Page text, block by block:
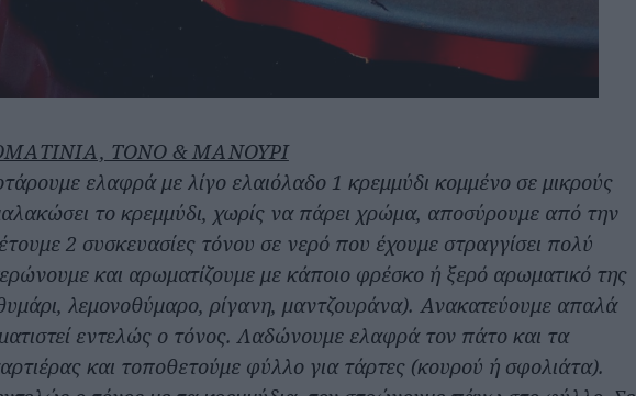
ΤΟΝΟ & ΜΑΝΟΥΡΙ
ελαφρά με λίγο ελαιόλαδο 1 κρεμμύδι κομμένο σε μικρούς
το κρεμμύδι, χωρίς να πάρει χρώμα, αποσύρουμε από την
2 συσκευασίες τόνου σε νερό που έχουμε στραγγίσει πολύ
και αρωματίζουμε με κάποιο φρέσκο ή ξερό αρωματικό της
λεμονοθύμαρο, ρίγανη, μαντζουράνα). Ανακατεύουμε απαλά
εντελώς ο τόνος. Λαδώνουμε ελαφρά τον πάτο και τα
και τοποθετούμε φύλλο για τάρτες (κουρού ή σφολιάτα).